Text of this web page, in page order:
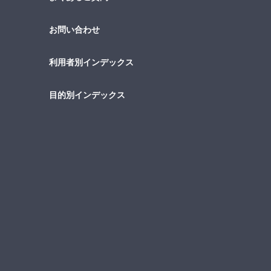
お問い合わせ
利用者別インデックス
目的別インデックス